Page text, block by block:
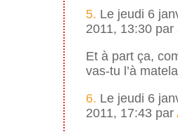
5. Le jeudi 6
2011, 13:30 par
Et à part ça,
vas-tu l’à
6. Le jeudi 6
2011, 17:43 par